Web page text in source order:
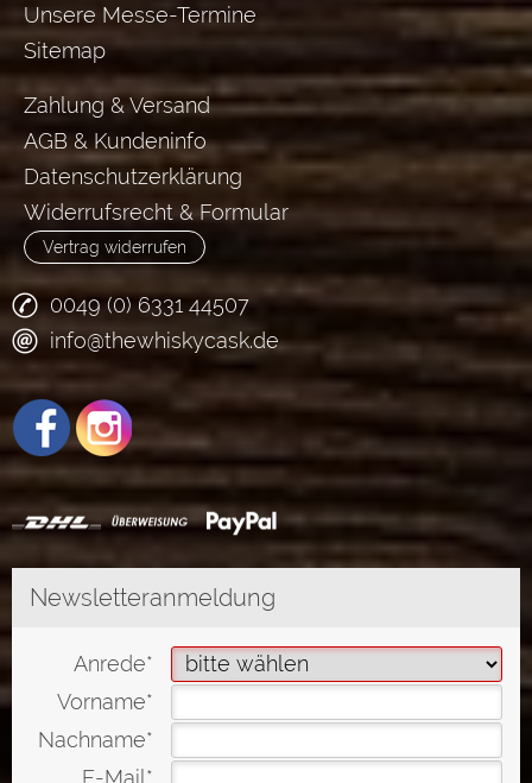
Unsere Messe-Termine
Sitemap
Zahlung & Versand
AGB & Kundeninfo
Datenschutzerklärung
Widerrufsrecht & Formular
Vertrag widerrufen
0049 (0) 6331 44507
info@thewhiskycask.de